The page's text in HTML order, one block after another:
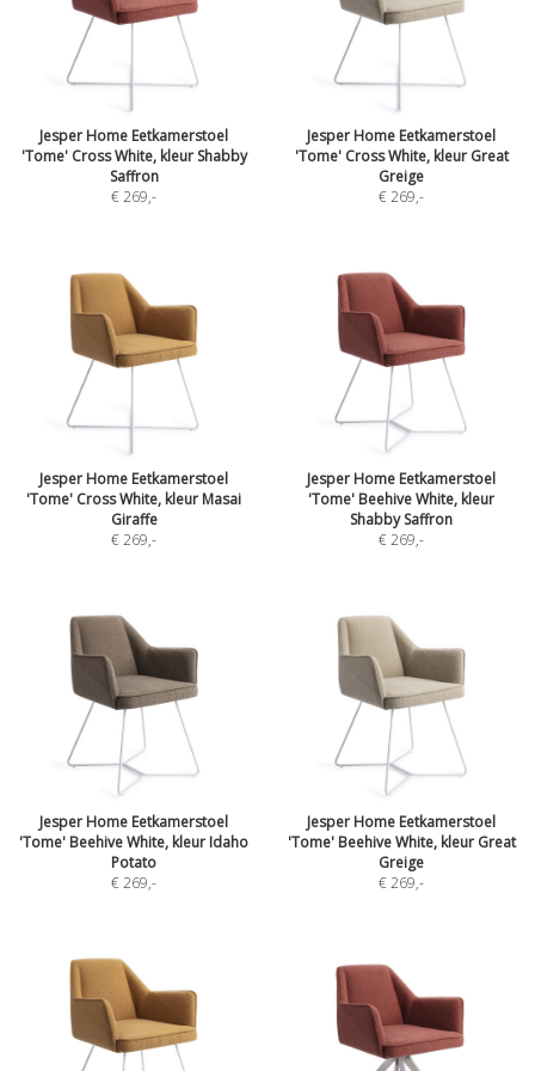
Jesper Home Eetkamerstoel
'Tome' Cross White, kleur Shabby
Saffron
€ 269,-
Jesper Home Eetkamerstoel
'Tome' Cross White, kleur Great
Greige
€ 269,-
Jesper Home Eetkamerstoel
'Tome' Cross White, kleur Masai
Giraffe
€ 269,-
Jesper Home Eetkamerstoel
'Tome' Beehive White, kleur
Shabby Saffron
€ 269,-
Jesper Home Eetkamerstoel
'Tome' Beehive White, kleur Idaho
Potato
€ 269,-
Jesper Home Eetkamerstoel
'Tome' Beehive White, kleur Great
Greige
€ 269,-